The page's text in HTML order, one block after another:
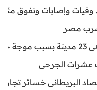
وإصابات ونفوق مئات
عشرات الجرحى
خسائر تجاوزت 1.5 مليار